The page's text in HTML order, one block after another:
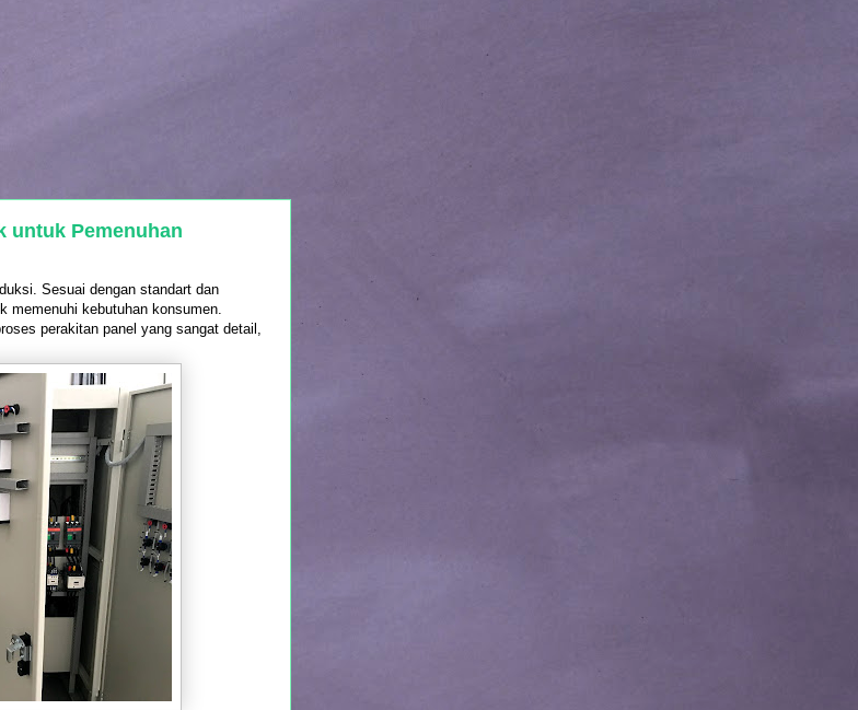
untuk Pemenuhan
Sesuai dengan standart dan
memenuhi kebutuhan konsumen.
perakitan panel yang sangat detail,